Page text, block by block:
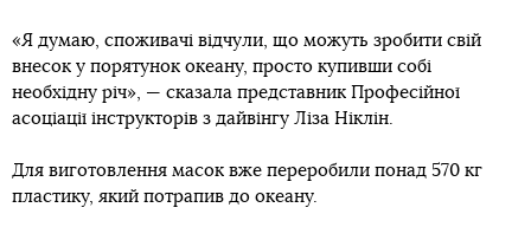
«Я думаю, споживачі відчули, що можуть зробити свій
внесок у порятунок океану, просто купивши собі
необхідну річ», — сказала представник Професійної
асоціації інструкторів з дайвінгу Ліза Ніклін.
Для виготовлення масок вже переробили понад 570 кг
пластику, який потрапив до океану.